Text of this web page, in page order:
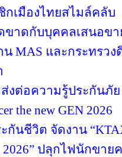
กเมืองไทยสไมล์คลับ
ขาดกับบุคคลเสนอข
MAS และกระทรวง
งต่อความรู้ประกันภั
the new GEN 2026
กันชีวิต จัดงาน
2026” ปลุกไฟนักขา